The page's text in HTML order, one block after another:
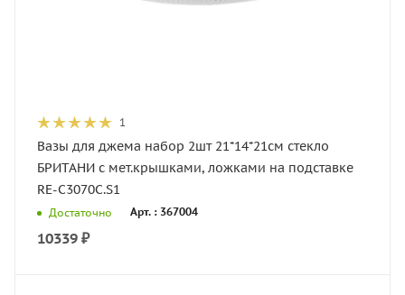
1
Вазы для джема набор 2шт 21*14*21см стекло
БРИТАНИ с мет.крышками, ложками на подставке
RE-C3070C.S1
Достаточно Арт. : 367004
10339 ₽